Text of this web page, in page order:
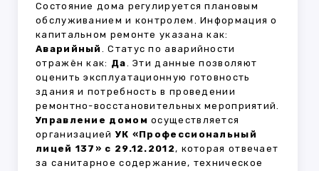
Состояние дома регулируется плановым
обслуживанием и контролем. Информация о
капитальном ремонте указана как:
Аварийный . Статус по аварийности
отражён как: Да. Эти данные позволяют
оценить эксплуатационную готовность
здания и потребность в проведении
ремонтно-восстановительных мероприятий.
Управление домом осуществляется
организациейУК «Профессиональный
лицей 137» с 29.12.2012, которая отвечает
за санитарное содержание, техническое